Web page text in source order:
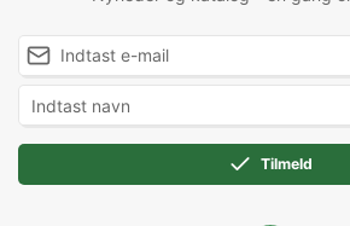
Tilmeld